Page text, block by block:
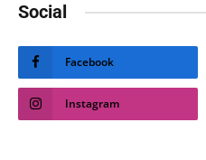
Social
Facebook
Instagram